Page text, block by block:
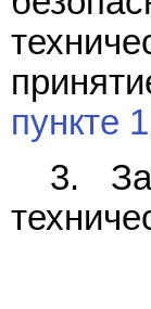
пункте 1
3.